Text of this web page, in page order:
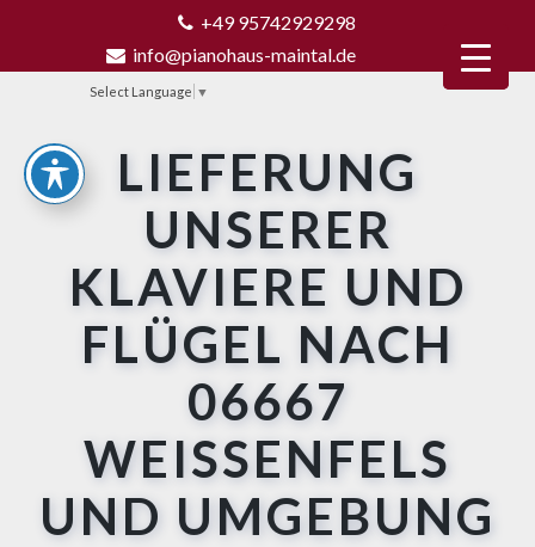
+49 95742929298
info@pianohaus-maintal.de
Select Language ▼
LIEFERUNG
UNSERER
KLAVIERE UND
FLÜGEL NACH
06667
WEISSENFELS U
ND UMGEBUNG